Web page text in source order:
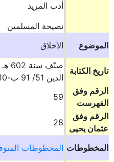
أدب المريد
نصيحة المسلمين
الموضوع
الأخلاق
تاريخ الكتابة
الدين 51/ 91 ب-110 ب‌)
الرقم وفق
الفهرست
59
الرقم وفق
عثمان يحيى
28
المخطوطات المخطوطات